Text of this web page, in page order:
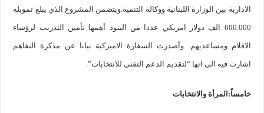
الادارية بين الوزارة اللبنانية ووكالة التنمية.ويتضمن المشروع الذي يبلغ تمويله
600.000 الف دولار امريكي عددا من البنود أهمها تأمين التدريب لرؤساء
الاقلام ومساعديهم. وأصدرت السفارة الاميركية بيانا عن مذكرة التفاهم
اشارت فيه الى انها “لتقديم الدعم التقني للانتخابات”.
خامساً:المرأة والانتخابات